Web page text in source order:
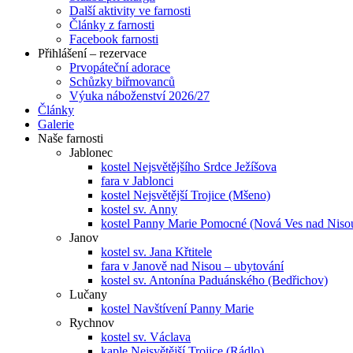
Další aktivity ve farnosti
Články z farnosti
Facebook farnosti
Přihlášení – rezervace
Prvopáteční adorace
Schůzky biřmovanců
Výuka náboženství 2026/27
Články
Galerie
Naše farnosti
Jablonec
kostel Nejsvětějšího Srdce Ježíšova
fara v Jablonci
kostel Nejsvětější Trojice (Mšeno)
kostel sv. Anny
kostel Panny Marie Pomocné (Nová Ves nad
Janov
kostel sv. Jana Křtitele
fara v Janově nad Nisou – ubytování
kostel sv. Antonína Paduánského (Bedřichov)
Lučany
kostel Navštívení Panny Marie
Rychnov
kostel sv. Václava